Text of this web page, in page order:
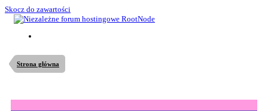
Skocz do zawartości
Strona główna